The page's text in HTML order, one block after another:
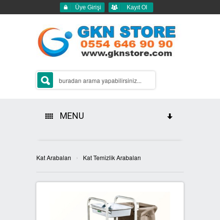
Üye Girişi Kayıt Ol
MENU
2Lİ GERİ DÖNÜŞÜM KUTULARI
SIFIR ATIK KUTULARI
Kat Arabaları › Kat Temizlik Arabaları